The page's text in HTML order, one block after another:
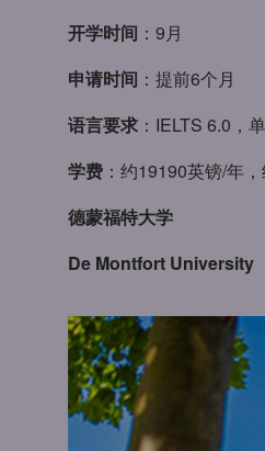
开学时间 ：9月
申请时间 ：提前6个月
语言要求 ：IELTS 6.0，
学费 ：约19190英镑/年
德蒙福特大学
De Montfort University